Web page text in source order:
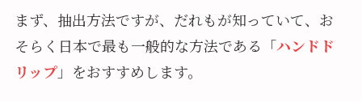
まず、抽出方法ですが、だれもが知っていて、お
そらく日本で最も一般的な方法である「ハンドド
リップ」をおすすめします。